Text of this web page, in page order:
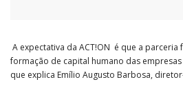
A expectativa da ACT!ON é que a
formação de capital humano das
que explica Emílio Augusto Barbosa,